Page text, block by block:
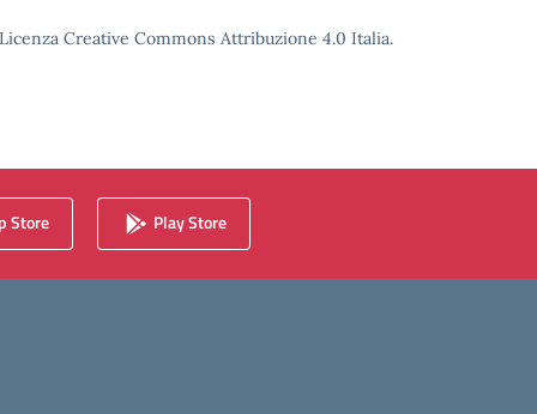
Creative Commons Attribuzione 4.0 Italia.
Store Play Store